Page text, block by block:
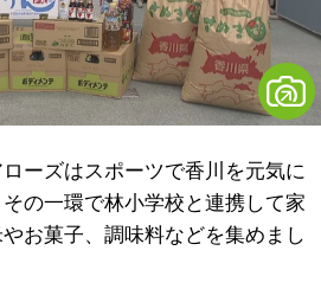
ーズはスポーツで香川を元気に
の一環で林小学校と連携して家
お菓子、調味料などを集めまし